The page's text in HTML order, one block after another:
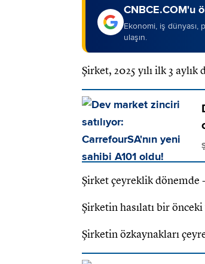
CNBCE.COM'u
Ekonomi, iş dünyası,
ulaşın.
Şirket, 2025 yılı ilk 3
Şirket çeyreklik dönemde -
Şirketin hasılatı bir
Şirketin özkaynakları